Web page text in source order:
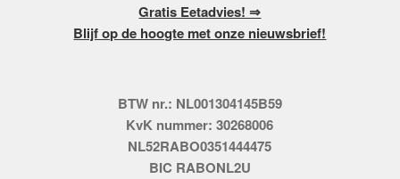
Gratis Eetadvies! ⇒
Blijf op de hoogte met onze nieuwsbrief!
BTW nr.: NL001304145B59
KvK nummer: 30268006
NL52RABO0351444475
BIC RABONL2U